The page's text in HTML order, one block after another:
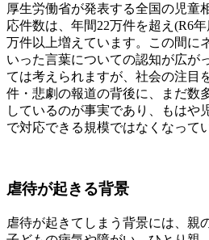
厚生労働省が発表する全国の児童
応件数は、年間22万件を超え(R6
万件以上増えています。この間に
いった言葉についての認知が広が
ては考えられますが、社会の注目
件・悲劇の報道の背後に、まだ数
しているのが事実であり、もはや
で対応できる規模ではなくなって
虐待が起きる背景
虐待が起きてしまう背景には、親